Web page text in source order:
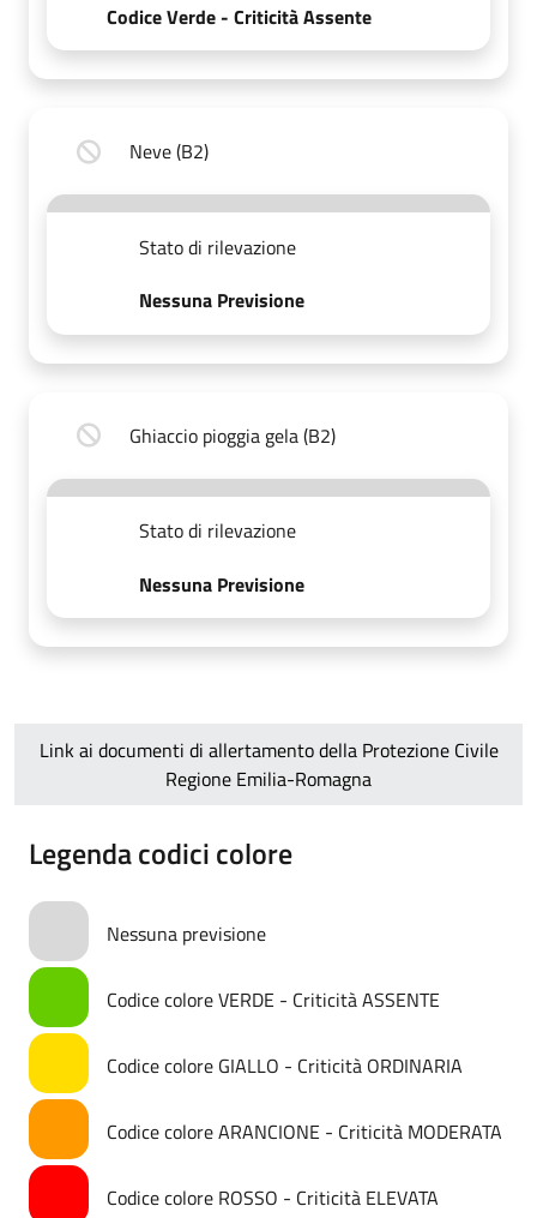
Codice Verde - Criticità Assente
Neve (B2)
Stato di rilevazione
Nessuna Previsione
Ghiaccio pioggia gela (B2)
Stato di rilevazione
Nessuna Previsione
Link ai documenti di allertamento della Protezione Civile
Regione Emilia-Romagna
Legenda codici colore
Nessuna previsione
Codice colore VERDE - Criticità ASSENTE
Codice colore GIALLO - Criticità ORDINARIA
Codice colore ARANCIONE - Criticità MODERATA
Codice colore ROSSO - Criticità ELEVATA